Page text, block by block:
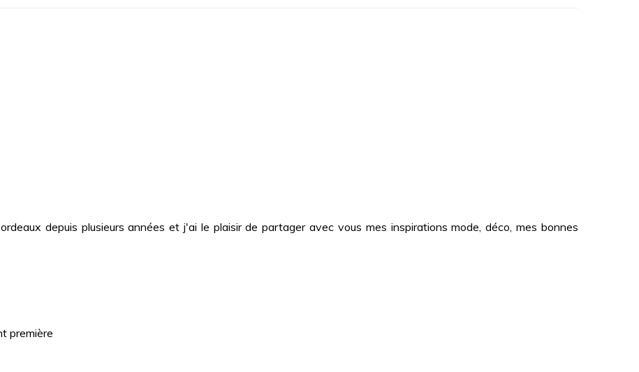
depuis plusieurs années et j'ai le plaisir de partager avec vous mes inspirations mode, déco, mes bonnes
première